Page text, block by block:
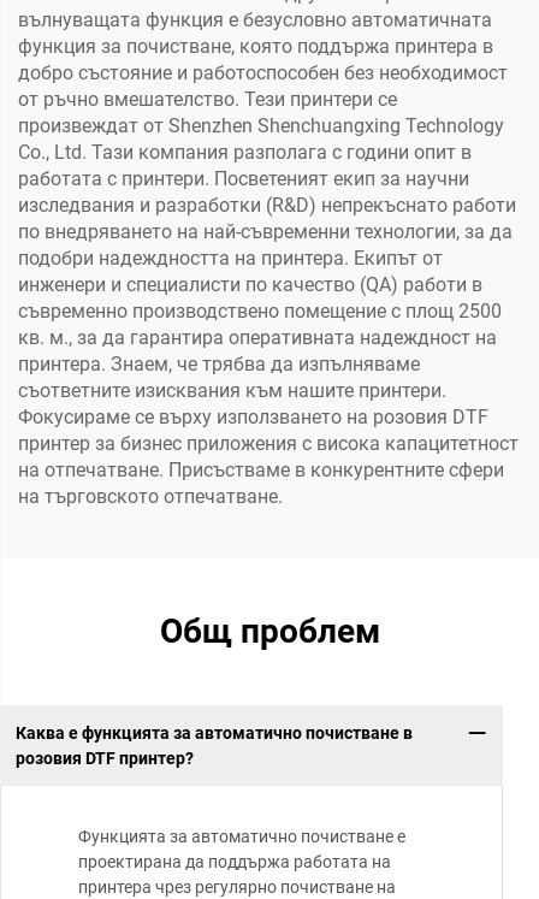
вълнуващата функция е безусловно автоматичната
функция за почистване, която поддържа принтера в
добро състояние и работоспособен без необходимост
от ръчно вмешателство. Тези принтери се
произвеждат от Shenzhen Shenchuangxing Technology
Co., Ltd. Тази компания разполага с години опит в
работата с принтери. Посветеният екип за научни
изследвания и разработки (R&D) непрекъснато работи
по внедряването на най-съвременни технологии, за да
подобри надеждността на принтера. Екипът от
инженери и специалисти по качество (QA) работи в
съвременно производствено помещение с площ 2500
кв. м., за да гарантира оперативната надеждност на
принтера. Знаем, че трябва да изпълняваме
съответните изисквания към нашите принтери.
Фокусираме се върху използването на розовия DTF
принтер за бизнес приложения с висока капацитетност
на отпечатване. Присъстваме в конкурентните сфери
на търговското отпечатване.
Общ проблем
Каква е функцията за автоматично почистване в
розовия DTF принтер?
Функцията за автоматично почистване е
проектирана да поддържа работата на
принтера чрез регулярно почистване на